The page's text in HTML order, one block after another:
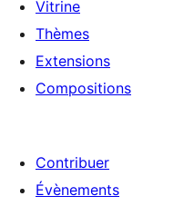
Vitrine
Thèmes
Extensions
Compositions
Contribuer
Évènements